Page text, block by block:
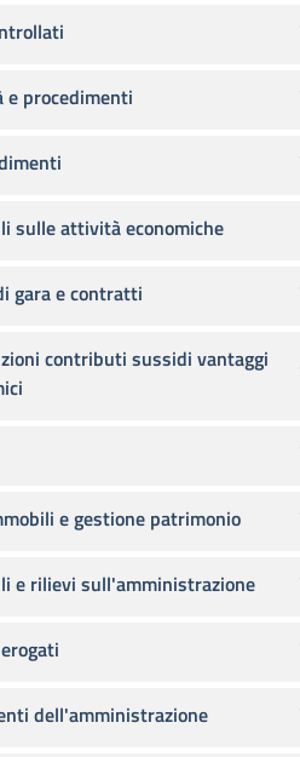
procedimenti
sulle attività economiche
gara e contratti
contributi sussidi vantaggi
e gestione patrimonio
e rilievi sull'amministrazione
dell'amministrazione